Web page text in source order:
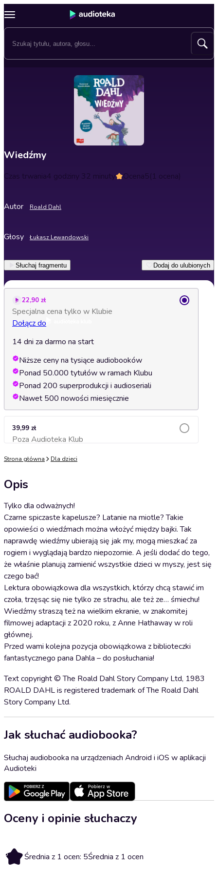
Wiedźmy
Czas trwania4 godziny 32 minuty Ocena5(1 ocena)
Autor Roald Dahl
Głosy Łukasz Lewandowski
Słuchaj fragmentu Dodaj do ulubionych
22,90 zł
Specjalna cena tylko w Klubie
Dołącz do
14 dni za darmo na start
Niższe ceny na tysiące audiobooków
Ponad 50.000 tytułów w ramach Klubu
Ponad 200 superprodukcji i audioseriali
Nawet 500 nowości miesięcznie
39,99 zł
Poza Audioteka KlubDodaj do koszyka
Strona główna Dla dzieci
Opis
Tylko dla odważnych!
Czarne spiczaste kapelusze? Latanie na miotle? Takie
opowieści o wiedźmach można włożyć między bajki. Tak
naprawdę wiedźmy ubierają się jak my, mogą mieszkać za
rogiem i wyglądają bardzo niepozornie. A jeśli dodać do tego,
że właśnie planują zamienić wszystkie dzieci w myszy, jest się
czego bać!
Lektura obowiązkowa dla wszystkich, którzy chcą stawić im
czoła, trzęsąc się nie tylko ze strachu, ale też ze… śmiechu!
Wiedźmy straszą też na wielkim ekranie, w znakomitej
filmowej adaptacji z 2020 roku, z Anne Hathaway w roli
głównej.
Przed wami kolejna pozycja obowiązkowa z biblioteczki
fantastycznego pana Dahla – do posłuchania!
Text copyright © The Roald Dahl Story Company Ltd, 1983
ROALD DAHL is registered trademark of The Roald Dahl
Story Company Ltd.
Jak słuchać audiobooka?
Słuchaj audiobooka na urządzeniach Android i iOS w aplikacji
Audioteki
Oceny i opinie słuchaczy
5 Średnia z 1 ocen: 5Średnia z 1 ocen